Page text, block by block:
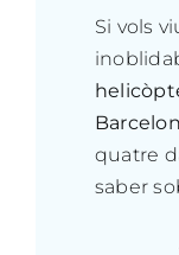
Si vols
quatre
saber